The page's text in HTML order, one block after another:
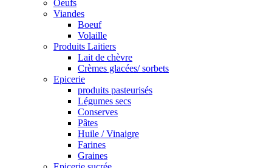
Oeufs
Viandes
Boeuf
Volaille
Produits Laitiers
Lait de chèvre
Crèmes glacées/ sorbets
Epicerie
produits pasteurisés
Légumes secs
Conserves
Pâtes
Huile / Vinaigre
Farines
Graines